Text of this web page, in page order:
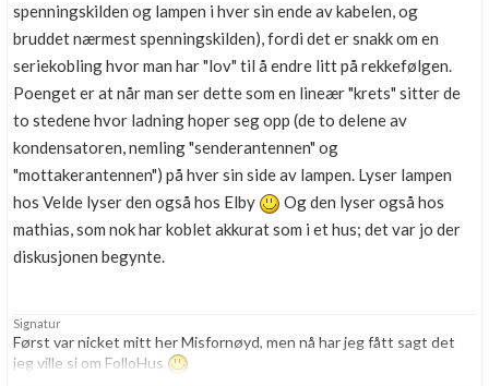
spenningskilden og lampen i hver sin ende av kabelen, og
bruddet nærmest spenningskilden), fordi det er snakk om en
seriekobling hvor man har "lov" til å endre litt på rekkefølgen.
Poenget er at når man ser dette som en lineær "krets" sitter de
to stedene hvor ladning hoper seg opp (de to delene av
kondensatoren, nemling "senderantennen" og
"mottakerantennen") på hver sin side av lampen. Lyser lampen
hos Velde lyser den også hos Elby
Og den lyser også hos
mathias, som nok har koblet akkurat som i et hus; det var jo der
diskusjonen begynte.
Signatur
Først var nicket mitt her Misfornøyd, men nå har jeg fått sagt det
jeg ville si om FolloHus